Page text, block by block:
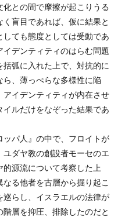
との間で摩擦が起こりうる
盲目であれば、仮に結果と
ても態度としては受動であ
デンティティのはらむ問題
弧に入れた上で、対抗的に
ら、薄っぺらな多様性に陥
イデンティティが内在させ
ルだけをなぞった結果であ
パ人』の中で、フロイトが
ユダヤ教の創設者モーセのエ
源流について考察した上
る他者を古層から掘り起こ
らし、イスラエルの法律が
層を抑圧、排除したのだと